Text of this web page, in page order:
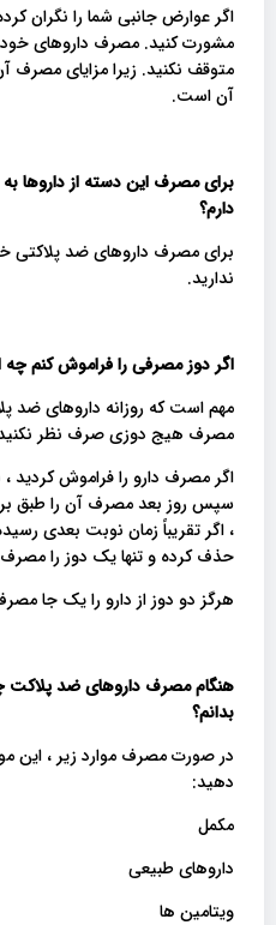
اگر عوارض جانبی شما را نگران
مشورت کنید. مصرف داروهای
متوقف نکنید. زیرا مزایای مصرف
آن است.
برای مصرف این دسته از داروها
دارم؟
برای مصرف داروهای ضد پلاکتی
ندارید.
اگر دوز مصرفی را فراموش کنم چه
مهم است که روزانه داروهای ضد
مصرف هیج دوزی صرف نظر
اگر مصرف دارو را فراموش کردید ،
سپس روز بعد مصرف آن را طبق
، اگر تقریباً زمان نوبت بعدی
حذف کرده و تنها یک دوز را مصرف
هرگز دو دوز از دارو را یک جا
هنگام مصرف داروهای ضد پلاکت
بدانم؟
در صورت مصرف موارد زیر ،
دهید:
مکمل
داروهای طبیعی
ویتامین ها